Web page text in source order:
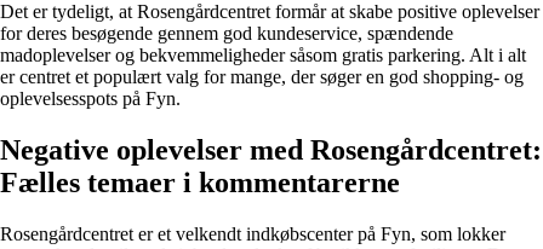
Det er tydeligt, at Rosengårdcentret formår at skabe positive oplevelser
for deres besøgende gennem god kundeservice, spændende
madoplevelser og bekvemmeligheder såsom gratis parkering. Alt i alt
er centret et populært valg for mange, der søger en god shopping- og
oplevelsesspots på Fyn.
Negative oplevelser med Rosengårdcentret:
Fælles temaer i kommentarerne
Rosengårdcentret er et velkendt indkøbscenter på Fyn, som lokker